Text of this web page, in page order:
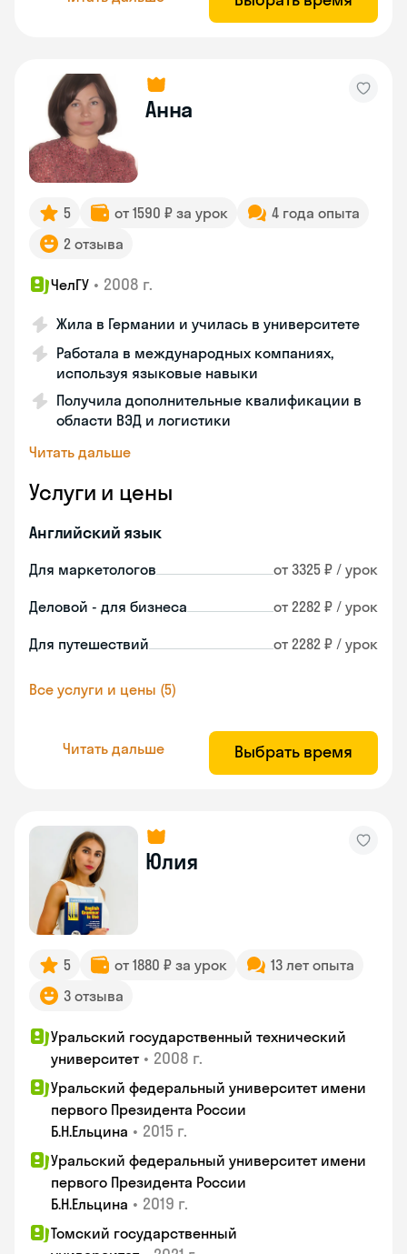
Анна
5 от 1590 ₽ за урок
4 года опыта
2 отзыва
ЧелГУ • 2008 г.
Жила в Германии и училась в университете
Работала в международных компаниях,
используя языковые навыки
Получила дополнительные квалификации в
области ВЭД и логистики
Читать дальше
Услуги и цены
Английский язык
Для маркетологов от 3325 ₽ / урок
Деловой - для бизнеса от 2282 ₽ / урок
Для путешествий от 2282 ₽ / урок
Все услуги и цены (5)
Читать дальше Выбрать время
Юлия
5 от 1880 ₽ за урок
13 лет опыта
3 отзыва
Уральский государственный технический
университет • 2008 г.
Уральский федеральный университет имени
первого Президента России
Б.Н.Ельцина • 2015 г.
Уральский федеральный университет имени
первого Президента России
Б.Н.Ельцина • 2019 г.
Томский государственный